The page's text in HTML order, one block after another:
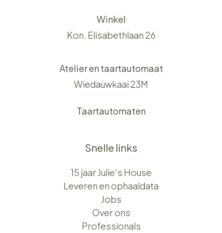
Winkel
Kon. Elisabethlaan 26
Atelier en taartautomaat
Wiedauwkaai 23M
Taartautomaten
Snelle links
15 jaar Julie's House
Leveren en ophaaldata
Jobs
Over ons​​
Professionals